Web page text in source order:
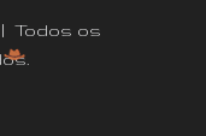
| Todos os